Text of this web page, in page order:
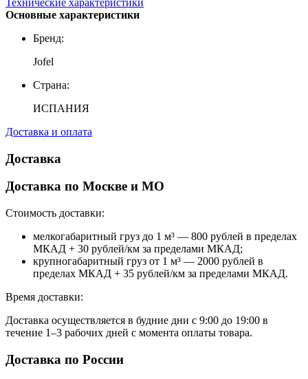
Основные характеристики
Бренд:
Jofel
Страна:
ИСПАНИЯ
Доставка и оплата
Доставка
Доставка по Москве и МО
Стоимость доставки:
мелкогабаритный груз до 1 м³ — 800 рублей в пределах
МКАД + 30 рублей/км за пределами МКАД;
крупногабаритный груз от 1 м³ — 2000 рублей в
пределах МКАД + 35 рублей/км за пределами МКАД.
Время доставки:
Доставка осуществляется в будние дни с 9:00 до 19:00 в
течение 1–3 рабочих дней с момента оплаты товара.
Доставка по России